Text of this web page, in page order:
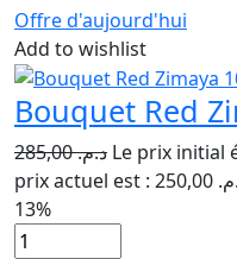
Offre d'aujourd'hui
Add to wishlist
Bouquet Red
د.م.285,00
13%